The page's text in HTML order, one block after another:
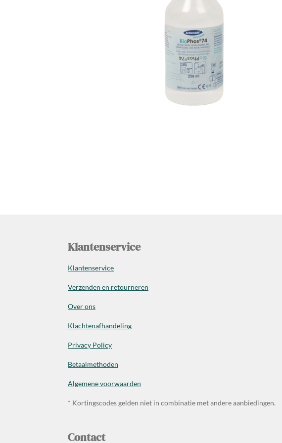
Klantenservice
Klantenservice
Verzenden en retourneren
Over ons
Klachtenafhandeling
Privacy Policy
Betaalmethoden
Algemene voorwaarden
* Kortingscodes gelden niet in combinatie met andere aanbiedingen.
Contact